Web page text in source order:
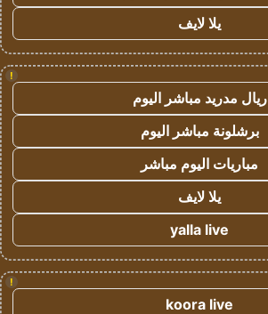
يلا لايف
!
ريال مدريد مباشر اليوم
برشلونة مباشر اليوم
مباريات اليوم مباشر
يلا لايف
yalla live
!
koora live